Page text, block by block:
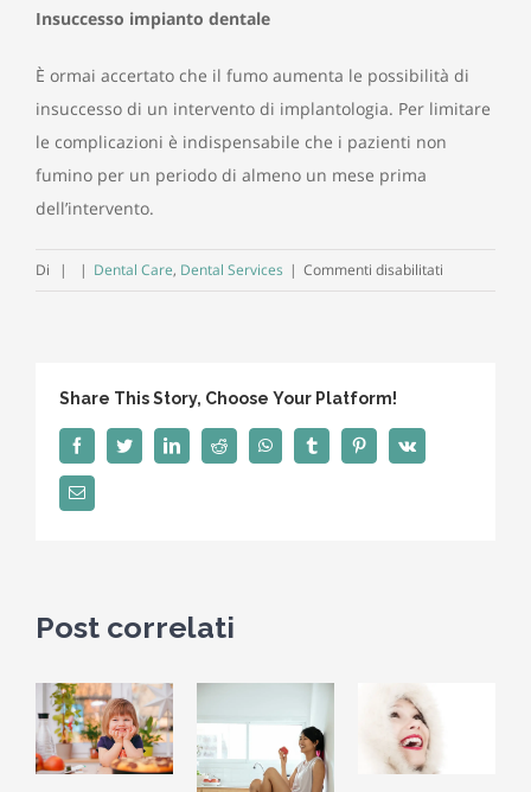
Insuccesso impianto dentale
È ormai accertato che il fumo aumenta le possibilità di
insuccesso di un intervento di implantologia. Per limitare
le complicazioni è indispensabile che i pazienti non
fumino per un periodo di almeno un mese prima
dell’intervento.
Di | | Dental Care, Dental Services | Commenti disabilitati
Share This Story, Choose Your Platform!
FacebookTwitterLinkedInRedditWhatsAppTumblr PinterestVk
Email
Post correlati